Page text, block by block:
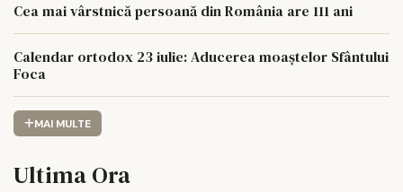
Cea mai vârstnică persoană din România are 111 ani
Calendar ortodox 23 iulie: Aducerea moaștelor Sfântului
Foca
MAI MULTE
Ultima Ora